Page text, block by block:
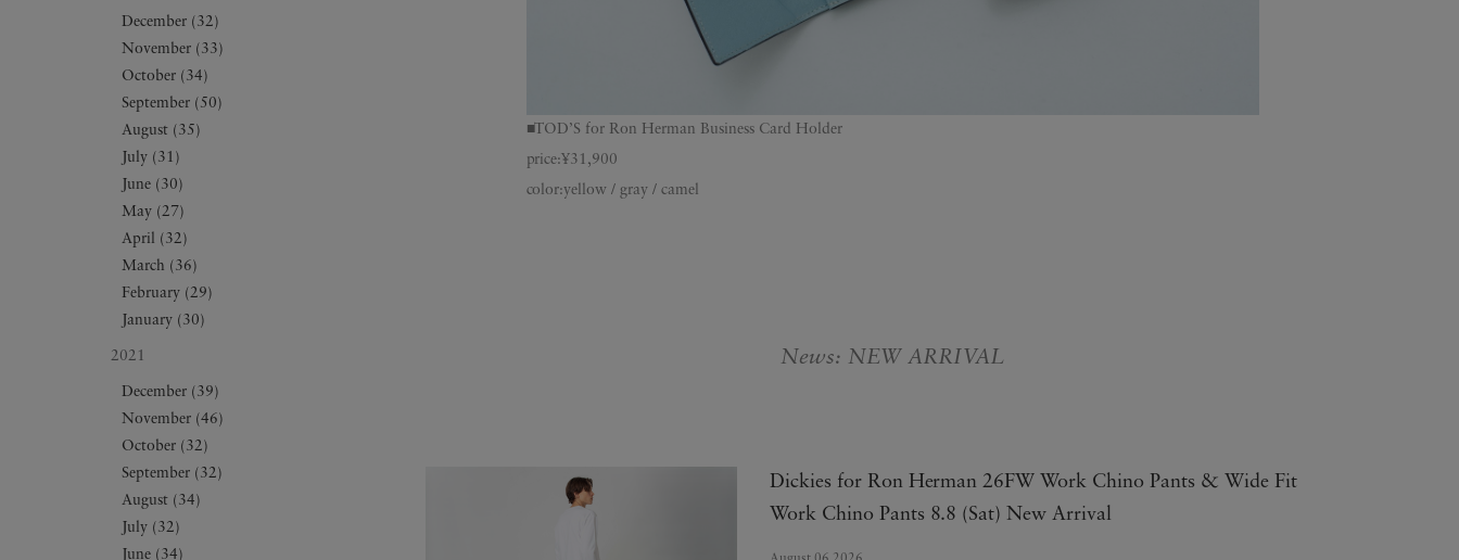
December (32)
November (33)
October (34)
September (50)
August (35)
July (31)
June (30)
May (27)
April (32)
March (36)
February (29)
January (30)
2021
December (39)
November (46)
October (32)
September (32)
August (34)
July (32)
June (34)
■TOD’S for Ron Herman Business Card Holder
price:¥31,900
color:yellow / gray / camel
News: NEW ARRIVAL
Dickies for Ron Herman 26FW Work Chino Pants & Wide Fit
Work Chino Pants 8.8 (Sat) New Arrival